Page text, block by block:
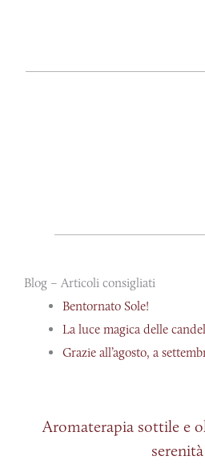
Blog – Articoli consigliati
Bentornato Sole!
La luce magica delle
Grazie all’agosto, a
Aromaterapia sottile e
serenità